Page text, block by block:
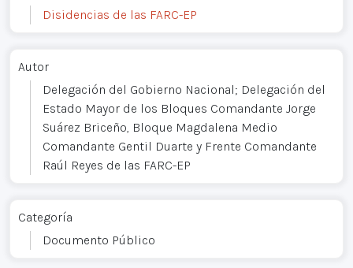
Disidencias de las FARC-EP
Autor
Delegación del Gobierno Nacional; Delegación del
Estado Mayor de los Bloques Comandante Jorge
Suárez Briceño, Bloque Magdalena Medio
Comandante Gentil Duarte y Frente Comandante
Raúl Reyes de las FARC-EP
Categoría
Documento Público